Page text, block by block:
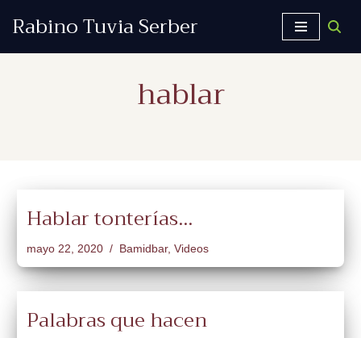
Rabino Tuvia Serber
hablar
Hablar tonterías...
mayo 22, 2020 Bamidbar, Videos
Palabras que hacen